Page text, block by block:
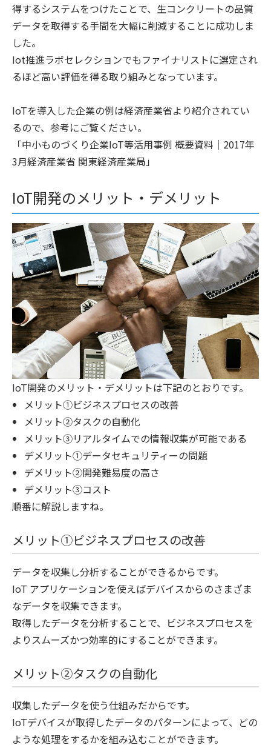
得するシステムをつけたことで、生コンクリートの品質
データを取得する手間を大幅に削減することに成功しま
した。
Iot推進ラボセレクションでもファイナリストに選定され
るほど高い評価を得る取り組みとなっています。
IoTを導入した企業の例は経済産業省より紹介されてい
るので、参考にご覧ください。
「中小ものづくり企業IoT等活用事例 概要資料｜2017年
3月経済産業省 関東経済産業局 」
IoT開発のメリット・デメリット
IoT開発のメリット・デメリットは下記のとおりです。
メリット①ビジネスプロセスの改善
メリット②タスクの自動化
メリット③リアルタイムでの情報収集が可能である
デメリット①データセキュリティーの問題
デメリット②開発難易度の高さ
デメリット③コスト
順番に解説しますね。
メリット①ビジネスプロセスの改善
データを収集し分析することができるからです。
IoT アプリケーションを使えばデバイスからのさまざま
なデータを収集できます。
取得したデータを分析することで、ビジネスプロセスを
よりスムーズかつ効率的にすることができます。
メリット②タスクの自動化
収集したデータを使う仕組みだからです。
IoTデバイスが取得したデータのパターンによって、どの
ような処理をするかを組み込むことができます。